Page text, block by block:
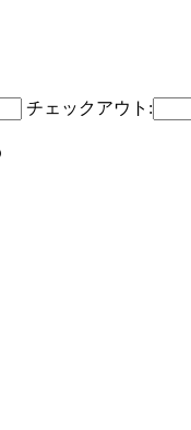
チェックアウト: